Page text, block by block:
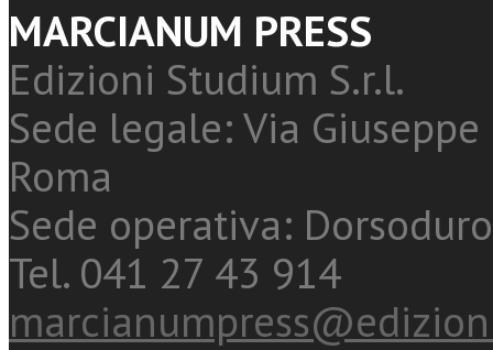
MARCIANUM PRESS
Edizioni Studium S.r.l.
Sede legale: Via
Roma
Sede operativa:
Tel. 041 27 43 914